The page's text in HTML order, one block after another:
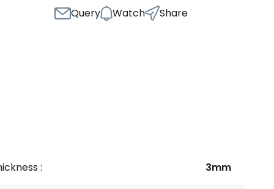
Query Watch Share
: 3mm